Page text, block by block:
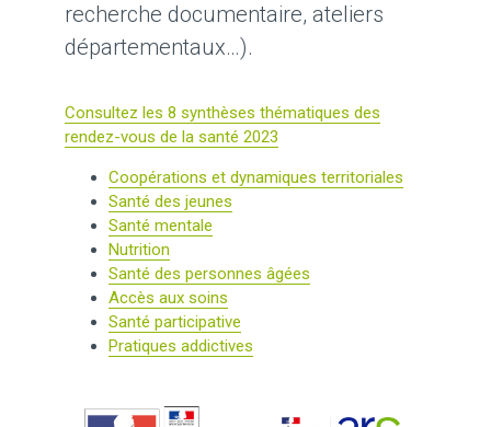
recherche documentaire, ateliers
départementaux…).
Consultez les 8 synthèses thématiques des
rendez-vous de la santé 2023
Coopérations et dynamiques territoriales
Santé des jeunes
Santé mentale
Nutrition
Santé des personnes âgées
Accès aux soins
Santé participative
Pratiques addictives